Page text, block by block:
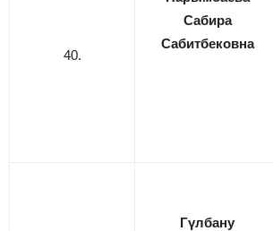
40.
Сабира
Сабитбековна
Гүлбану